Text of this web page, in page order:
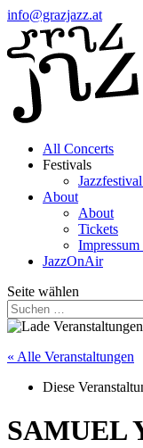
info@grazjazz.at
All Concerts
Festivals
About
About
Tickets
JazzOnAir
Seite wählen
« Alle Veranstaltungen
Diese
SAMUEL